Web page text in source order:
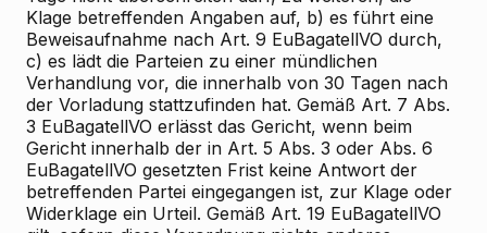
Klage betreffenden Angaben auf, b) es führt eine
Beweisaufnahme nach Art. 9 EuBagatellVO durch,
c) es lädt die Parteien zu einer mündlichen
Verhandlung vor, die innerhalb von 30 Tagen nach
der Vorladung stattzufinden hat. Gemäß Art. 7 Abs.
3 EuBagatellVO erlässt das Gericht, wenn beim
Gericht innerhalb der in Art. 5 Abs. 3 oder Abs. 6
EuBagatellVO gesetzten Frist keine Antwort der
betreffenden Partei eingegangen ist, zur Klage oder
Widerklage ein Urteil. Gemäß Art. 19 EuBagatellVO